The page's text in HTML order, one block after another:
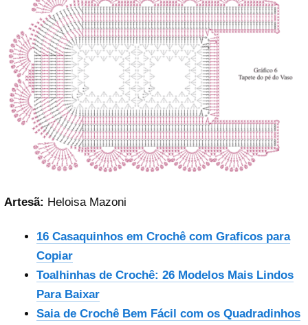
Artesã: Heloisa Mazoni
16 Casaquinhos em Crochê com Graficos para
Copiar
Toalhinhas de Crochê: 26 Modelos Mais Lindos
Para Baixar
Saia de Crochê Bem Fácil com os Quadradinhos